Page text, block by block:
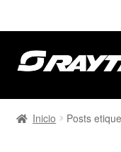
Ir
a
navegación
Ir
al
Chapas Perforadas
Inicio Posts